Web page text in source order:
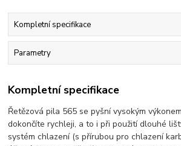
Kompletní specifikace
Parametry
Kompletní specifikace
Řetězová pila 565 se pyšní vysokým
dokončíte rychleji, a to i při použití dlouhé
systém chlazení (s přírubou pro chlazení